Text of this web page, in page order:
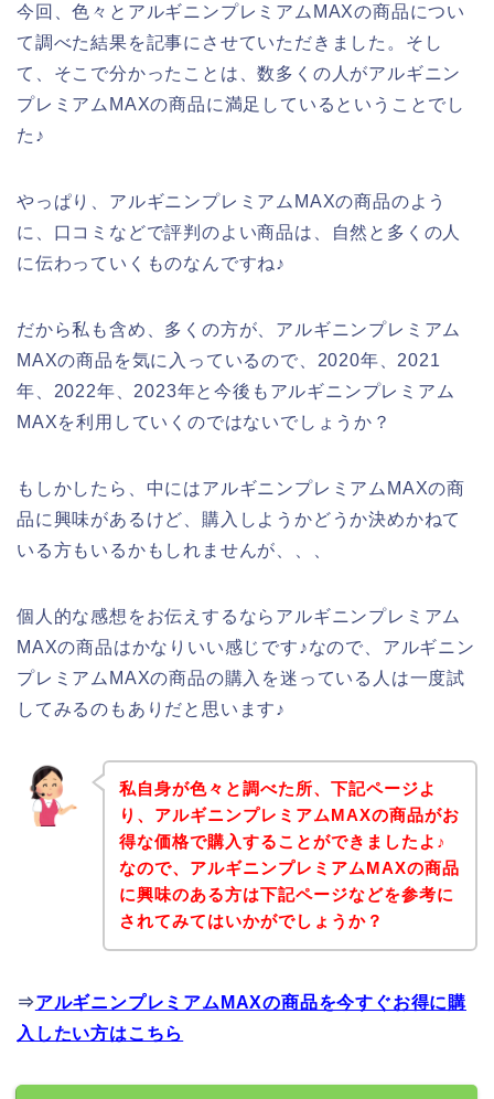
今回、色々とアルギニンプレミアムMAXの商品につい
て調べた結果を記事にさせていただきました。そし
て、そこで分かったことは、数多くの人がアルギニン
プレミアムMAXの商品に満足しているということでし
た♪
やっぱり、アルギニンプレミアムMAXの商品のよう
に、口コミなどで評判のよい商品は、自然と多くの人
に伝わっていくものなんですね♪
だから私も含め、多くの方が、アルギニンプレミアム
MAXの商品を気に入っているので、2020年、2021
年、2022年、2023年と今後もアルギニンプレミアム
MAXを利用していくのではないでしょうか？
もしかしたら、中にはアルギニンプレミアムMAXの商
品に興味があるけど、購入しようかどうか決めかねて
いる方もいるかもしれませんが、、、
個人的な感想をお伝えするならアルギニンプレミアム
MAXの商品はかなりいい感じです♪なので、アルギニン
プレミアムMAXの商品の購入を迷っている人は一度試
してみるのもありだと思います♪
私自身が色々と調べた所、下記ページよ
り、アルギニンプレミアムMAXの商品がお
得な価格で購入することができましたよ♪
なので、アルギニンプレミアムMAXの商品
に興味のある方は下記ページなどを参考に
されてみてはいかがでしょうか？
⇒アルギニンプレミアムMAXの商品を今すぐお得に購
入したい方はこちら